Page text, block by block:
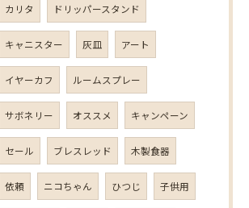
カリタ ドリッパースタンド
キャニスター 灰皿 アート
イヤーカフ ルームスプレー
サボネリー オススメ キャンペーン
セール ブレスレッド 木製食器
依頼 ニコちゃん ひつじ 子供用